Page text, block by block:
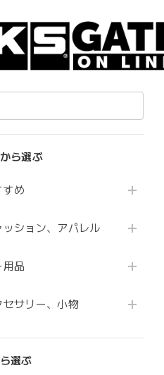
ら選ぶ
すめ
ッション、アパレル
用品
セサリー、小物
選ぶ